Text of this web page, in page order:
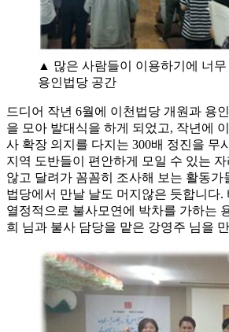
▲ 많은 사람들이 이용하기에 너무
용인법당 공간
드디어 작년 6월에 이천법당 개원과 용
을 모아 발대식을 하게 되었고, 작년에
사 확장 의지를 다지는 300배 정진을 무
지역 도반들이 편안하게 모일 수 있는 자
않고 달려가 꼼꼼히 조사해 보는 활동가
법당에서 만날 날도 머지않은 듯합니다.
열정적으로 불사모연에 박차를 가하는
희 님과 불사 담당을 맡은 강영주 님을